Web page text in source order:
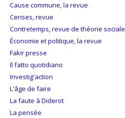
Cause commune, la revue
Cerises, revue
Contretemps, revue de théorie sociale
Économie et politique, la revue
Fakir presse
Il fatto quotidiano
Investig'action
L'âge de faire
La faute à Diderot
La pensée